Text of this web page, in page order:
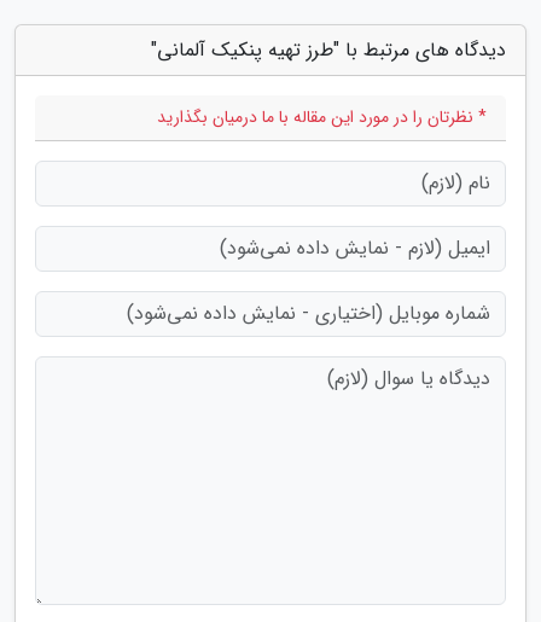
دیدگاه های مرتبط با "طرز تهیه پنکیک آلمانی"
* نظرتان را در مورد این مقاله با ما درمیان بگذارید